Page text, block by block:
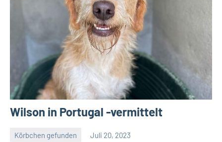
Wilson in Portugal -vermittelt
Körbchen gefunden Juli 20, 2023